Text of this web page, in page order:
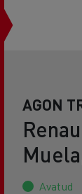
AGON
Avatud